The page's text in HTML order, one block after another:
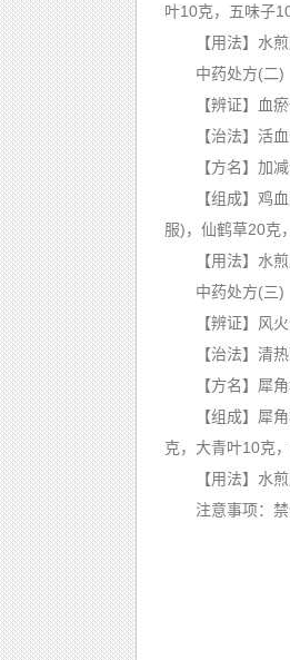
叶10克，五味子
【用法】水煎
中药处方(二)
【辨证】血瘀
【治法】活血
【方名】加减
【组成】鸡血
服)，仙鹤草20克
【用法】水煎
中药处方(三)
【辨证】风火
【治法】清热
【方名】犀角
【组成】犀角3
克，大青叶10克
【用法】水煎
注意事项：禁烟